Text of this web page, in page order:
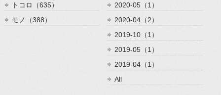
トコロ（635）
モノ（388）
2020-05（1）
2020-04（2）
2019-10（1）
2019-05（1）
2019-04（1）
All